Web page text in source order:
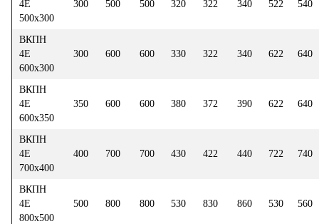
4Е
500х300
300 500 500 320 322 340 522 540
ВКПН
4Е
600х300
300 600 600 330 322 340 622 640
ВКПН
4Е
600х350
350 600 600 380 372 390 622 640
ВКПН
4Е
700х400
400 700 700 430 422 440 722 740
ВКПН
4Е
800х500
500 800 800 530 830 860 530 560